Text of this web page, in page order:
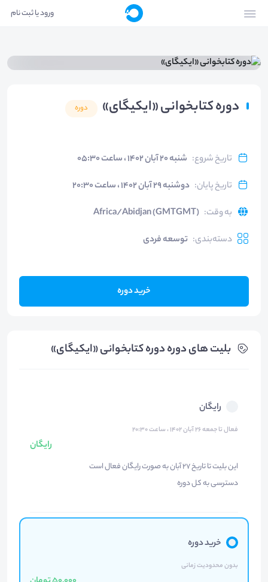
ورود یا ثبت نام
دوره کتابخوانی «ایکیگای» دوره
تاریخ شروع: شنبه ۲۰ آبان ۱۴۰۲ ، ساعت ۰۵:۳۰
تاریخ پایان: دوشنبه ۲۹ آبان ۱۴۰۲ ، ساعت ۲۰:۳۰
به وقت:
Africa/Abidjan (GMTGMT)
دسته‌بندی: توسعه فردی
خرید دوره
بلیت های دوره دوره کتابخوانی «ایکیگای»
رایگان
فعال تا جمعه ۲۶ آبان ۱۴۰۲ ، ساعت ۲۰:۳۰
رایگان
این بلیت تا تاریخ ۲۷ آبان به صورت رایگان فعال است
دسترسی به کل دوره
خرید دوره
بدون محدودیت زمانی